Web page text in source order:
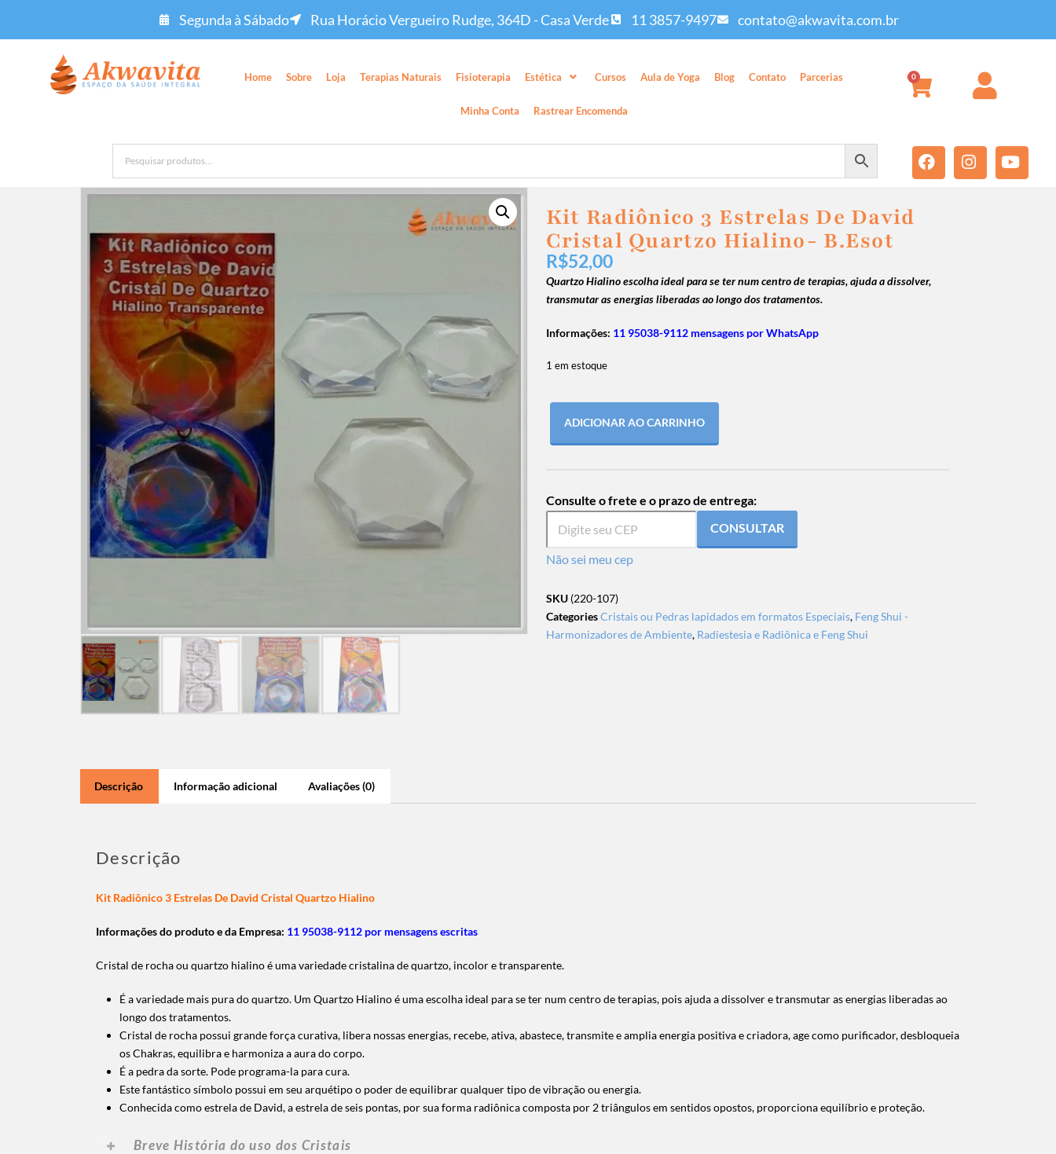
Segunda à Sábado Rua Horácio Vergueiro Rudge, 364D - Casa Verde 11 3857-9497 contato@akwavita.com.br
Home Sobre Loja Terapias Naturais Fisioterapia Estética Cursos Aula de Yoga Blog Contato Parcerias
Minha Conta Rastrear Encomenda
0
Kit Radiônico 3 Estrelas De David
Cristal Quartzo Hialino- B.Esot
R$52,00
Quartzo Hialino escolha ideal para se ter num centro de terapias, ajuda a dissolver,
transmutar as energias liberadas ao longo dos tratamentos.
Informações: 11 95038-9112 mensagens por WhatsApp
1 em estoque
ADICIONAR AO CARRINHO
Consulte o frete e o prazo de entrega:
CONSULTAR
Não sei meu cep
SKU (220-107)
CategoriesCristais ou Pedras lapidados em formatos Especiais, Feng Shui -
Harmonizadores de Ambiente, Radiestesia e Radiônica e Feng Shui
Descrição Informação adicional Avaliações (0)
Descrição
Kit Radiônico 3 Estrelas De David Cristal Quartzo Hialino
Informações do produto e da Empresa: 11 95038-9112 por mensagens escritas
Cristal de rocha ou quartzo hialino é uma variedade cristalina de quartzo, incolor e transparente.
É a variedade mais pura do quartzo. Um Quartzo Hialino é uma escolha ideal para se ter num centro de terapias, pois ajuda a dissolver e transmutar as energias liberadas ao
longo dos tratamentos.
Cristal de rocha possui grande força curativa, libera nossas energias, recebe, ativa, abastece, transmite e amplia energia positiva e criadora, age como purificador, desbloqueia
os Chakras, equilibra e harmoniza a aura do corpo.
É a pedra da sorte. Pode programa-la para cura.
Este fantástico símbolo possui em seu arquétipo o poder de equilibrar qualquer tipo de vibração ou energia.
Conhecida como estrela de David, a estrela de seis pontas, por sua forma radiônica composta por 2 triângulos em sentidos opostos, proporciona equilíbrio e proteção.
Breve História do uso dos Cristais